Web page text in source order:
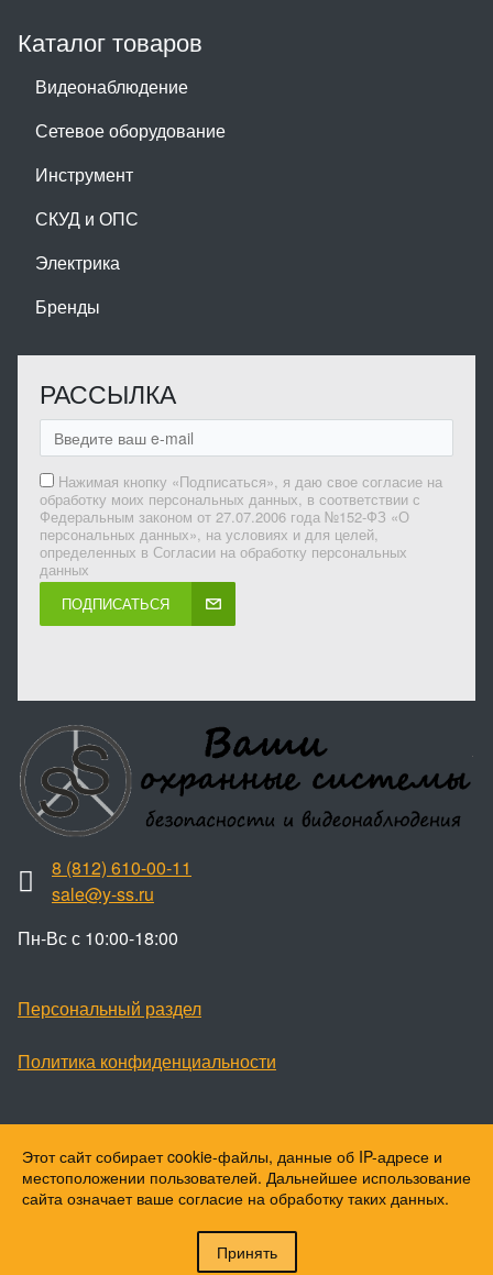
Каталог товаров
Видеонаблюдение
Сетевое оборудование
Инструмент
СКУД и ОПС
Электрика
Бренды
РАССЫЛКА
Нажимая кнопку «Подписаться», я даю свое согласие на
обработку моих персональных данных, в соответствии с
Федеральным законом от 27.07.2006 года №152-ФЗ «О
персональных данных», на условиях и для целей,
определенных в Согласии на обработку персональных
данных
ПОДПИСАТЬСЯ
8 (812) 610-00-11
sale@y-ss.ru
Пн-Вс с 10:00-18:00
Персональный раздел
Политика конфиденциальности
Наверх
© Ваши охранные системы, 2026
Этот сайт собирает cookie-файлы, данные об IP-адресе и
местоположении пользователей. Дальнейшее использование
сайта означает ваше согласие на обработку таких данных.
Принять